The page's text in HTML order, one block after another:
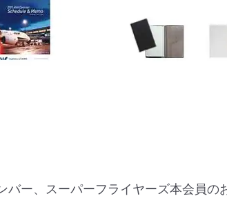
ー、スーパーフライヤーズ本会員の